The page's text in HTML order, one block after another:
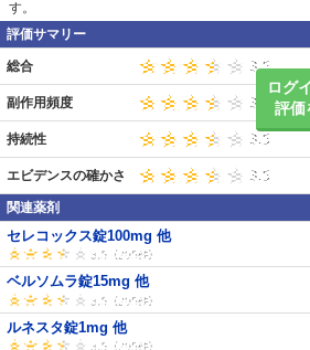
す。
評価サマリー
ログ
評価
総合
副作用頻度
持続性
エビデンスの確かさ
関連薬剤
セレコックス錠100mg 他
ベルソムラ錠15mg 他
ルネスタ錠1mg 他